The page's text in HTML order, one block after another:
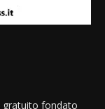
gratuito fondato